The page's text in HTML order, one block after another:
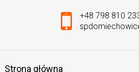
+48 798 810
Strona główna